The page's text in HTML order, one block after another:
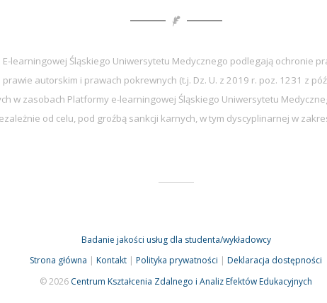
learningowej Śląskiego Uniwersytetu Medycznego podlegają ochronie
prawie autorskim i prawach pokrewnych (t.j. Dz. U. z 2019 r. poz. 1231 z
w zasobach Platformy e-learningowej Śląskiego Uniwersytetu
od celu, pod groźbą sankcji karnych, w tym dyscyplinarnej w
Badanie jakości usług dla studenta/wykładowcy
Strona główna |Kontakt |Polityka prywatności |Deklaracja dostępności
© 2026 Centrum Kształcenia Zdalnego i Analiz Efektów Edukacyjnych